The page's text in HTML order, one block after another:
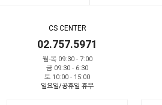
CS CENTER
02.757.5971
월-목 09:30 - 7:00
금 09:30 - 6:30
토 10:00 - 15:00
일요일/공휴일 휴무